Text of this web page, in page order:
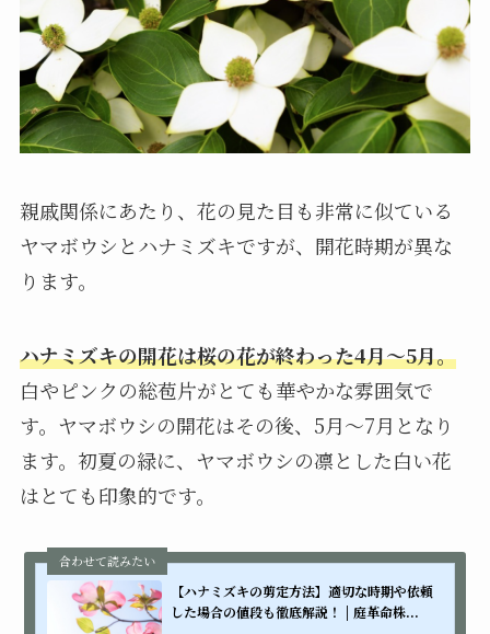
親戚関係にあたり、花の見た目も非常に似ている
ヤマボウシとハナミズキですが、開花時期が異な
ります。
ハナミズキの開花は桜の花が終わった4月～5月。
白やピンクの総苞片がとても華やかな雰囲気で
す。ヤマボウシの開花はその後、5月～7月となり
ます。初夏の緑に、ヤマボウシの凛とした白い花
はとても印象的です。
【ハナミズキの剪定方法】適切な時期や依頼
した場合の値段も徹底解説！ | 庭革命株...